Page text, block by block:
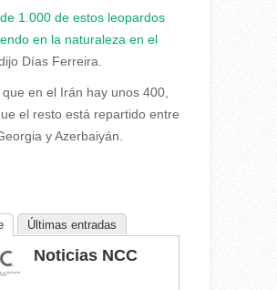
1.000 de estos leopardos
en la naturaleza en el
Días Ferreira.
en el Irán hay unos 400,
el resto está repartido entre
y Azerbaiyán.
Últimas entradas
Noticias NCC